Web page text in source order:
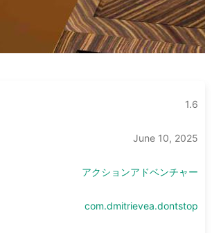
1.6
June 10, 2025
アクションアドベンチャー
com.dmitrievea.dontstop